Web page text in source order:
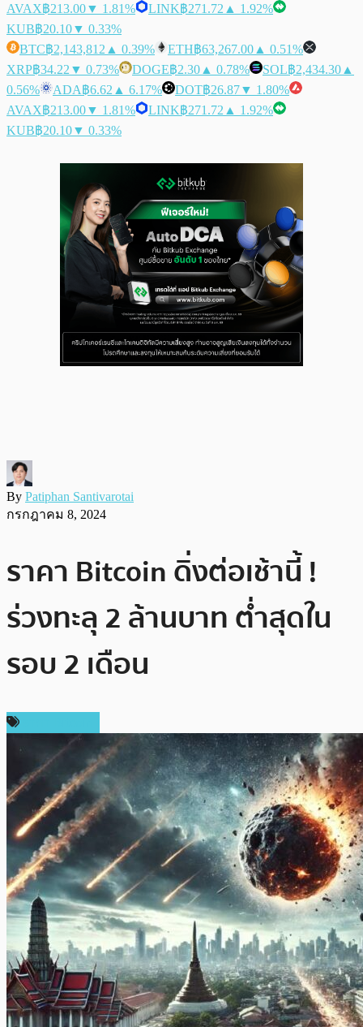
AVAX฿213.00▼ 1.81% LINK฿271.72 ▲ 1.92%
KUB฿20.10▼ 0.33%
BTC฿2,143,812 ▲ 0.39% ETH฿63,267.00 ▲ 0.51%
XRP฿34.22 ▼ 0.73% DOGE฿2.30 ▲ 0.78% SOL฿2,434.30 ▲
0.56%
ADA฿6.62 ▲ 6.17% DOT฿26.87▼ 1.80%
AVAX฿213.00▼ 1.81% LINK฿271.72 ▲ 1.92%
KUB฿20.10▼ 0.33%
By Patiphan Santivarotai
กรกฎาคม 8, 2024
ราคา Bitcoin ดิ่งต่อเช้านี้ !
ร่วงทะลุ 2 ล้านบาท ต่ำสุดใน
รอบ 2 เดือน